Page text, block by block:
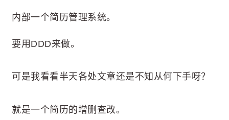
内部一个简历管理系统。
要用DDD来做。
可是我看看半天各处文章还是不知从何下手呀？
就是一个简历的增删查改。